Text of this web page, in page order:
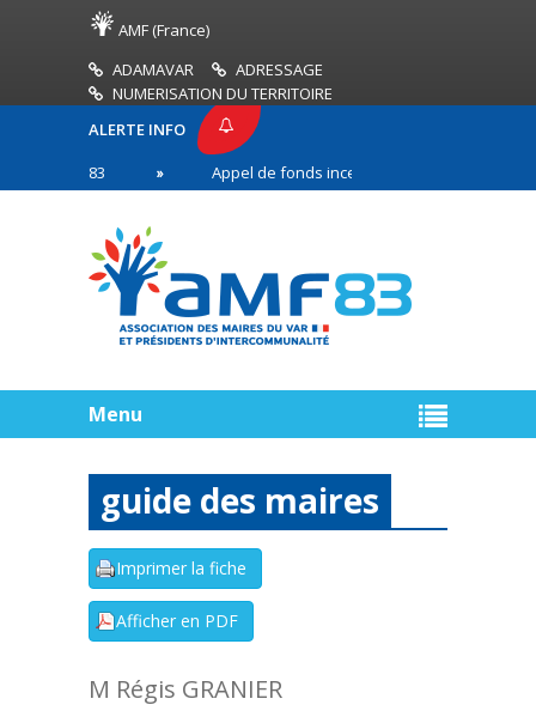
AMF (France)
ADAMAVAR
ADRESSAGE
NUMERISATION DU TERRITOIRE
ALERTE INFO
Appel de fonds incendies de forêt
ligne
Menu
guide des maires
M Régis GRANIER